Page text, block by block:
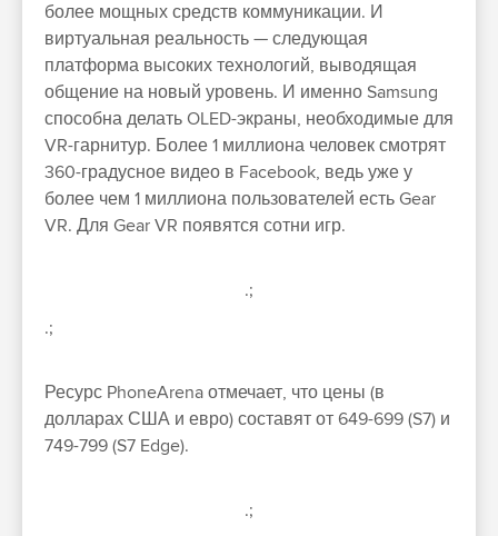
более мощных средств коммуникации. И
виртуальная реальность — следующая
платформа высоких технологий, выводящая
общение на новый уровень. И именно Samsung
способна делать OLED-экраны, необходимые для
VR-гарнитур. Более 1 миллиона человек смотрят
360-градусное видео в Facebook, ведь уже у
более чем 1 миллиона пользователей есть Gear
VR. Для Gear VR появятся сотни игр.
.;
.;
Ресурс PhoneArena отмечает, что цены (в
долларах США и евро) составят от 649-699 (S7) и
749-799 (S7 Edge).
.;